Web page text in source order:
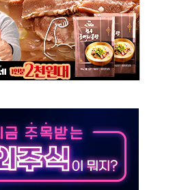
강화